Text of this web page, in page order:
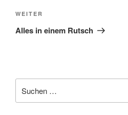
Nächster
Beitrag
WEITER
Alles in einem Rutsch
nach: